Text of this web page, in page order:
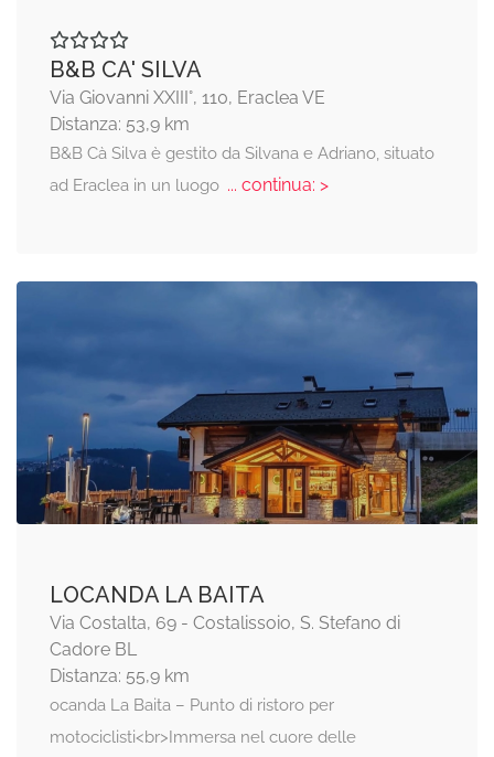
B&B CA' SILVA
Via Giovanni XXIII°, 110, Eraclea VE
Distanza: 53,9 km
B&B Cà Silva è gestito da Silvana e Adriano, situato
ad Eraclea in un luogo... continua: >
LOCANDA LA BAITA
Via Costalta, 69 - Costalissoio, S. Stefano di
Cadore BL
Distanza: 55,9 km
ocanda La Baita – Punto di ristoro per
motociclisti<br>Immersa nel cuore delle